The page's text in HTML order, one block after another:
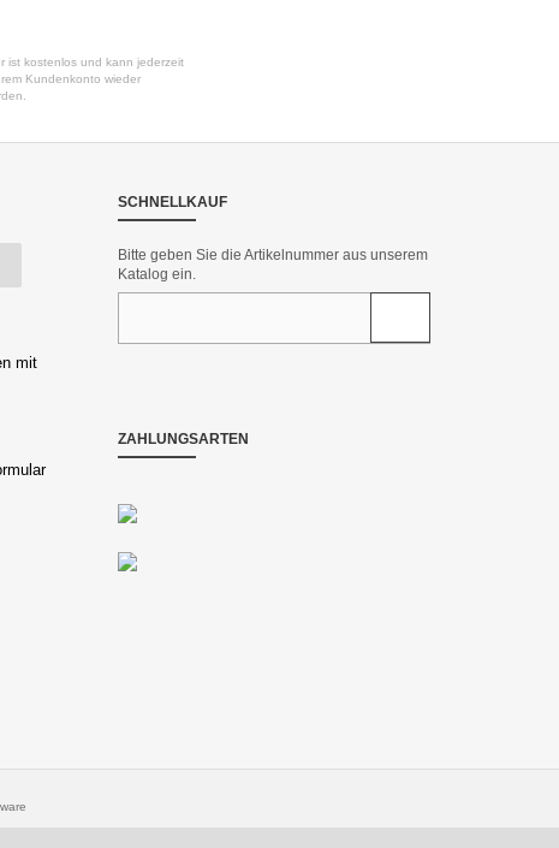
ist kostenlos und kann jederzeit
Kundenkonto wieder
mit
SCHNELLKAUF
Bitte geben Sie die Artikelnummer aus unserem
Katalog ein.
ZAHLUNGSARTEN